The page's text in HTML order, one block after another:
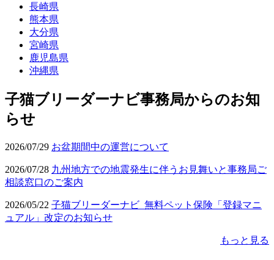
長崎県
熊本県
大分県
宮崎県
鹿児島県
沖縄県
子猫ブリーダーナビ事務局からのお知
らせ
2026/07/29 お盆期間中の運営について
2026/07/28 九州地方での地震発生に伴うお見舞いと事務局ご
相談窓口のご案内
2026/05/22 子猫ブリーダーナビ_無料ペット保険「登録マニ
ュアル」改定のお知らせ
もっと見る